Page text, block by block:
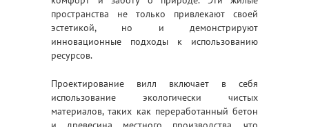
пространства не только привлекают своей
эстетикой, но и демонстрируют
инновационные подходы к использованию
ресурсов.
Проектирование вилл включает в себя
использование экологически чистых
материалов, таких как переработанный бетон